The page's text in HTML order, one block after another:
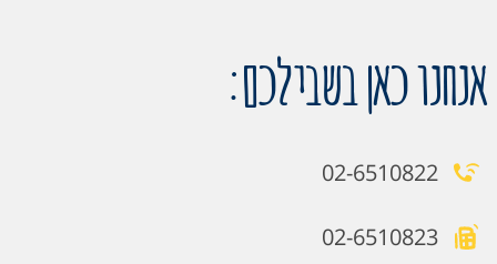
אנחנו כאן בשבילכם:
02-6510822
02-6510823